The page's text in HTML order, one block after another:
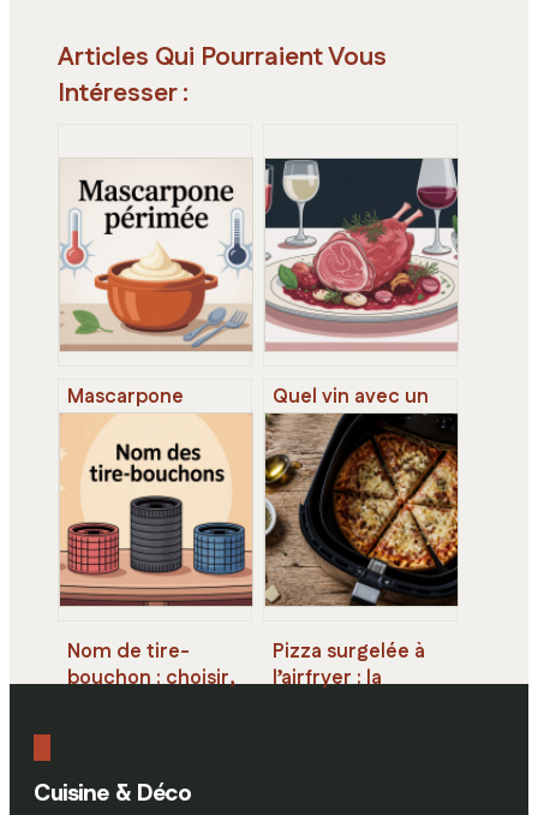
Articles Qui Pourraient Vous
Intéresser :
Mascarpone
périmée : risques,
astuces et bonnes
pratiques en
cuisine
Quel vin avec un
veau marengo
choisir pour
sublimer le plat
Nom de tire-
bouchon : choisir,
Pizza surgelée à
l’airfryer : la
Cuisine & Déco